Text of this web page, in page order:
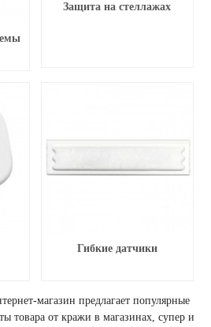
Защита на стеллажах
Гибкие датчики
магазин предлагает популярные
товара от кражи в магазинах, супер и